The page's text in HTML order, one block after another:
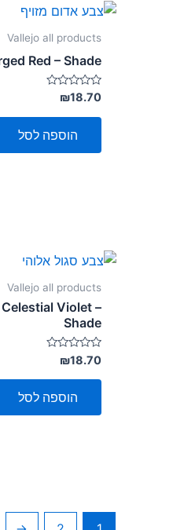
Vallejo all products
Red – Shade
דורג
0
מתוך
₪18.70
הוספה לסל
Vallejo all products
Violet –
Shade
דורג
0
מתוך
₪18.70
הוספה לסל